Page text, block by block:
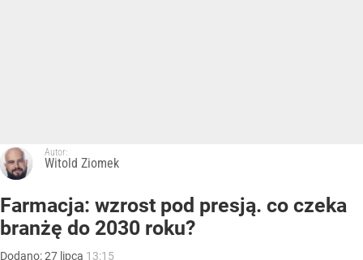
Autor:
Witold Ziomek
Farmacja: wzrost pod presją. co czeka
branżę do 2030 roku?
Dodano:27 lipca 13:15